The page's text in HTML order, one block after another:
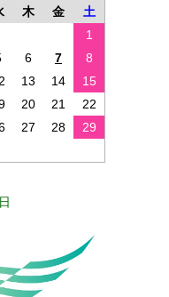
木 金
土
1
6 7
8
13 14
15
20 21
22
27 28
29